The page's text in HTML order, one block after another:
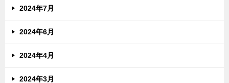
2024年7月
2024年6月
2024年4月
2024年3月